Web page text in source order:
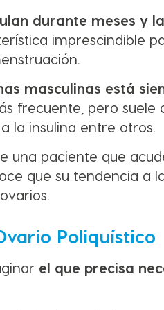
durante meses y
imprescindible
masculinas está
frecuente, pero suele
la insulina entre otros.
una paciente que
que su tendencia a
Poliquístico
el que precisa